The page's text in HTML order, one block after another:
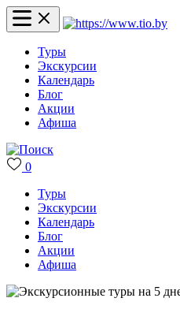
Туры
Экскурсии
Календарь
Блог
Акции
Афиша
0
Туры
Экскурсии
Календарь
Блог
Акции
Афиша